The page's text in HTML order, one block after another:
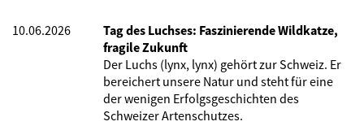
10.06.2026
Tag des Luchses: Faszinierende Wildkatze,
fragile Zukunft
Der Luchs (lynx, lynx) gehört zur Schweiz. Er
bereichert unsere Natur und steht für eine
der wenigen Erfolgsgeschichten des
Schweizer Artenschutzes.